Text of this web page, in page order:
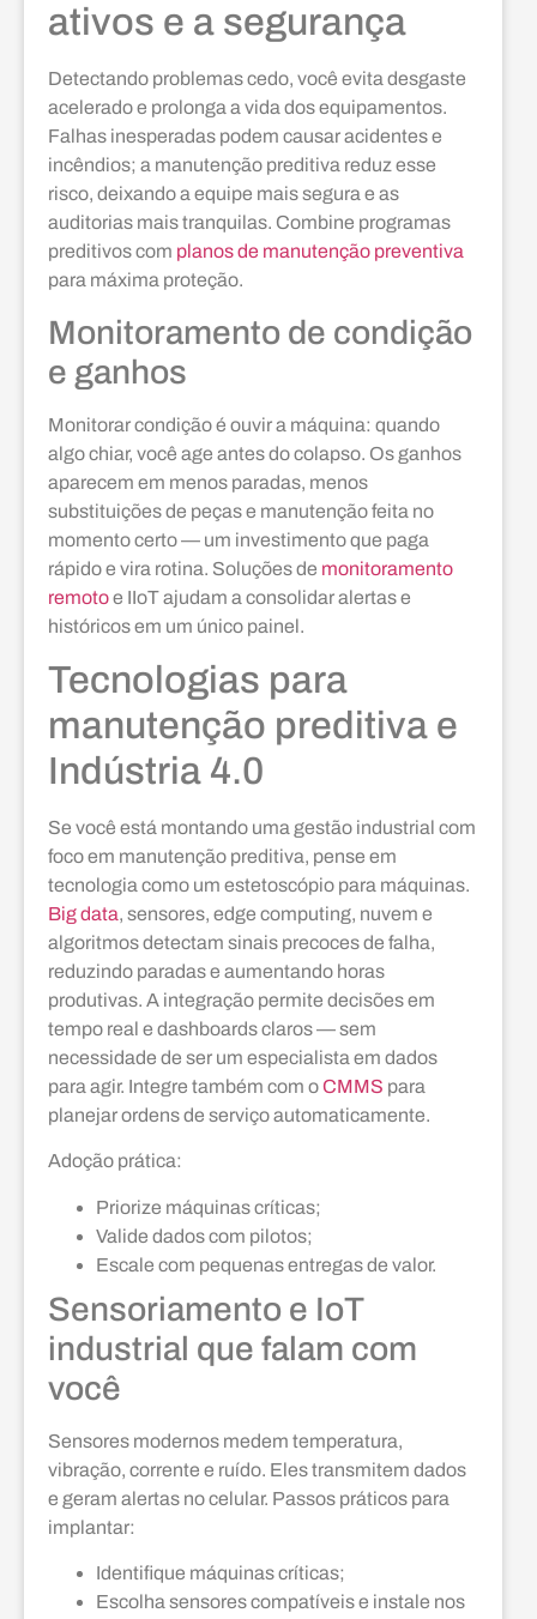
ativos e a segurança
Detectando problemas cedo, você evita desgaste
acelerado e prolonga a vida dos equipamentos.
Falhas inesperadas podem causar acidentes e
incêndios; a manutenção preditiva reduz esse
risco, deixando a equipe mais segura e as
auditorias mais tranquilas. Combine programas
preditivos com planos de manutenção preventiva
para máxima proteção.
Monitoramento de condição
e ganhos
Monitorar condição é ouvir a máquina: quando
algo chiar, você age antes do colapso. Os ganhos
aparecem em menos paradas, menos
substituições de peças e manutenção feita no
momento certo — um investimento que paga
rápido e vira rotina. Soluções de monitoramento
remotoe IIoT ajudam a consolidar alertas e
históricos em um único painel.
Tecnologias para
manutenção preditiva e
Indústria 4.0
Se você está montando uma gestão industrial com
foco em manutenção preditiva, pense em
tecnologia como um estetoscópio para máquinas.
Big data, sensores, edge computing, nuvem e
algoritmos detectam sinais precoces de falha,
reduzindo paradas e aumentando horas
produtivas. A integração permite decisões em
tempo real e dashboards claros — sem
necessidade de ser um especialista em dados
para agir. Integre também com oCMMS para
planejar ordens de serviço automaticamente.
Adoção prática:
Priorize máquinas críticas;
Valide dados com pilotos;
Escale com pequenas entregas de valor.
Sensoriamento e IoT
industrial que falam com
você
Sensores modernos medem temperatura,
vibração, corrente e ruído. Eles transmitem dados
e geram alertas no celular. Passos práticos para
implantar:
Identifique máquinas críticas;
Escolha sensores compatíveis e instale nos